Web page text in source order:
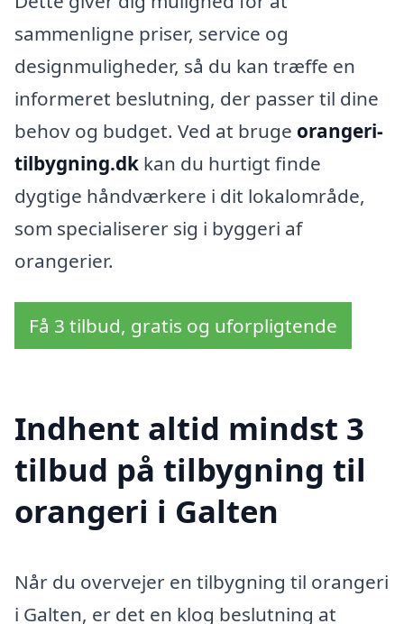
sammenligne priser, service og
designmuligheder, så du kan træffe en
informeret beslutning, der passer til dine
behov og budget. Ved at bruge orangeri-
tilbygning.dk kan du hurtigt finde
dygtige håndværkere i dit lokalområde,
som specialiserer sig i byggeri af
orangerier.
Få 3 tilbud, gratis og uforpligtende
Indhent altid mindst 3
tilbud på tilbygning til
orangeri i Galten
Når du overvejer en tilbygning til orangeri
i Galten, er det en klog beslutning at